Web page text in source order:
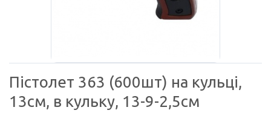
Пістолет 363 (600шт) на кульці,
13см, в кульку, 13-9-2,5см